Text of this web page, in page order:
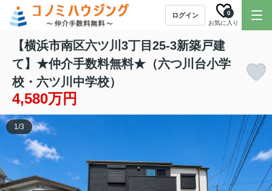
ログイン
お気に入り
0
【横浜市南区六ツ川3丁目25-3新築戸建
て】★仲介手数料無料★（六つ川台小学
校・六ツ川中学校）
4,580万円
1/3